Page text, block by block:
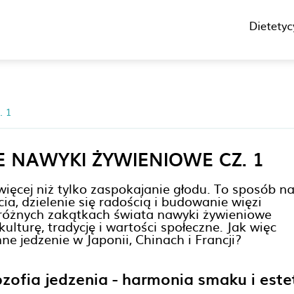
1
NAWYKI ŻYWIENIOWE CZ. 1
niż tylko zaspokajanie głodu. To sposób na
dzielenie się radością i budowanie więzi
zakątkach świata nawyki żywieniowe
tradycję i wartości społeczne. Jak więc
jedzenie w Japonii, Chinach i Francji?
jedzenia - harmonia smaku i